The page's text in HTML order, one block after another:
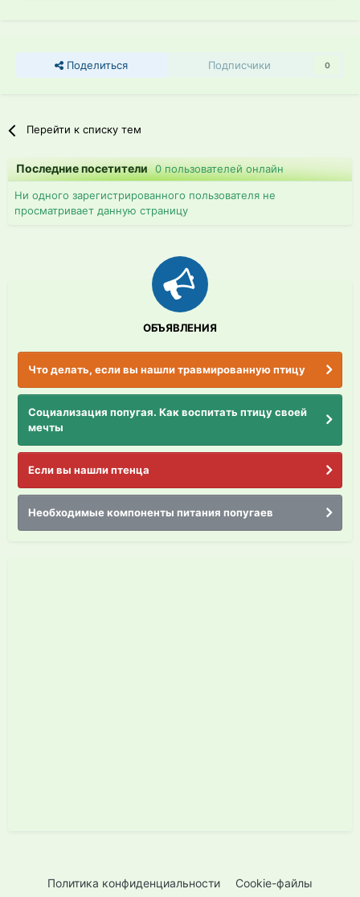
Поделиться Подписчики 0
Перейти к списку тем
Последние посетители0 пользователей онлайн
Ни одного зарегистрированного пользователя не
просматривает данную страницу
ОБЪЯВЛЕНИЯ
Что делать, если вы нашли травмированную птицу
Социализация попугая. Как воспитать птицу своей
мечты
Если вы нашли птенца
Необходимые компоненты питания попугаев
Политика конфиденциальности Cookie-файлы